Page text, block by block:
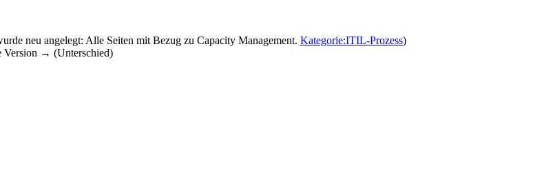
neu angelegt: Alle Seiten mit Bezug zu Capacity Management. Kategorie:ITIL-Prozess)
Version → (Unterschied)